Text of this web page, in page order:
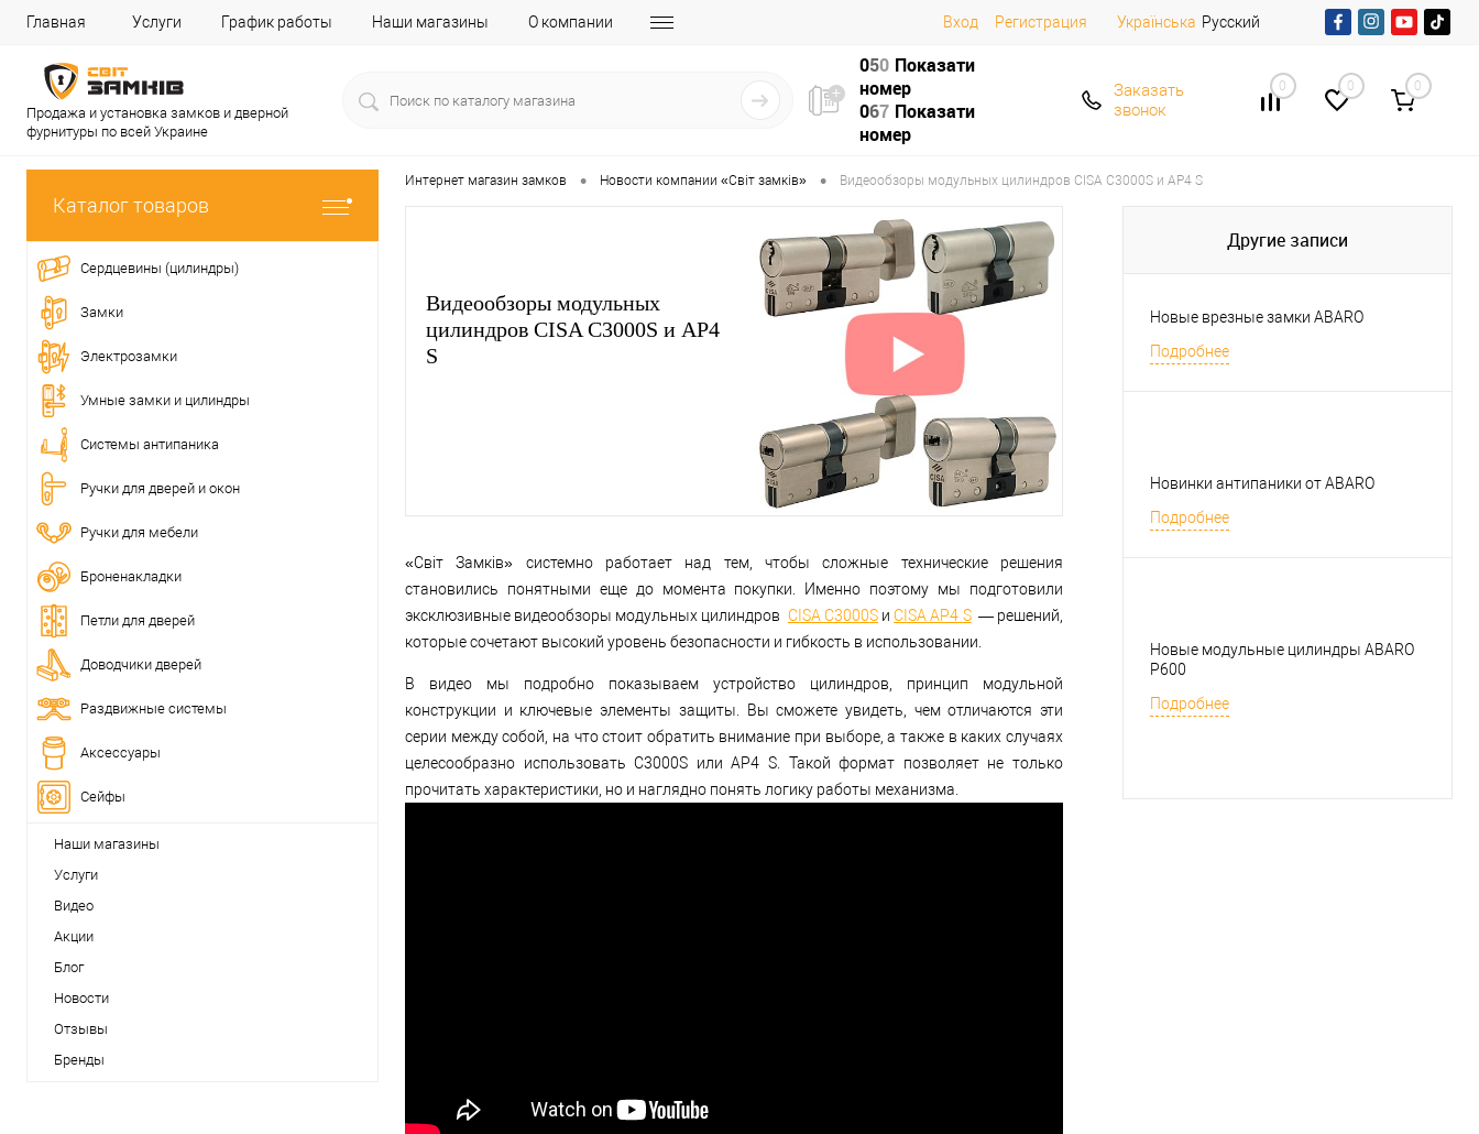
Главная Услуги График работы Наши магазины О компании Вход Регистрация Українська Русский
Продажа и установка замков и дверной
фурнитуры по всей Украине
050 Показати
номер
067 Показати
номер
Заказать
звонок
0 0 0
Каталог товаров
Сердцевины (цилиндры)
Замки
Электрозамки
Умные замки и цилиндры
Системы антипаника
Ручки для дверей и окон
Ручки для мебели
Броненакладки
Петли для дверей
Доводчики дверей
Раздвижные системы
Аксессуары
Сейфы
Наши магазины
Услуги
Видео
Акции
Блог
Новости
Отзывы
Бренды
Интернет магазин замков • Новости компании «Світ замків» • Видеообзоры модульных цилиндров CISA C3000S и AP4 S
Видеообзоры модульных
цилиндров CISA C3000S и AP4
S
«Світ Замків» системно работает над тем, чтобы сложные технические решения
становились понятными еще до момента покупки. Именно поэтому мы подготовили
эксклюзивные видеообзоры модульных цилиндров CISA C3000SиCISA AP4 S— решений,
которые сочетают высокий уровень безопасности и гибкость в использовании.
В видео мы подробно показываем устройство цилиндров, принцип модульной
конструкции и ключевые элементы защиты. Вы сможете увидеть, чем отличаются эти
серии между собой, на что стоит обратить внимание при выборе, а также в каких случаях
целесообразно использовать C3000S или AP4 S. Такой формат позволяет не только
прочитать характеристики, но и наглядно понять логику работы механизма.
Другие записи
Новые врезные замки ABARO
Подробнее
Новинки антипаники от ABARO
Подробнее
Новые модульные цилиндры ABARO
P600
Подробнее